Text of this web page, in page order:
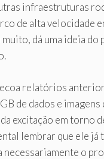
infraestruturas
de alta velocidade
muito, dá uma ideia do
relatórios
de dados e
excitação em torno
lembrar que ele já
necessariamente o